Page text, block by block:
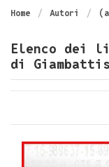
Home Autori
Elenco dei
di